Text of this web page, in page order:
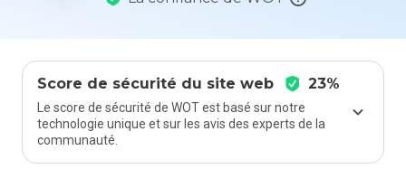
Score de sécurité du site web 23%
Le score de sécurité de WOT est basé sur notre
technologie unique et sur les avis des experts de la
communauté.